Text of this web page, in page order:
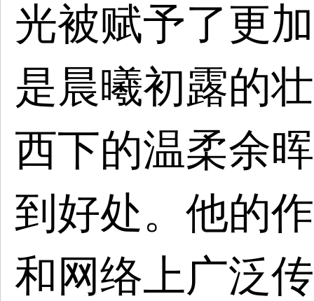
光被赋予了更
是晨曦初露的
西下的温柔余
到好处。他的
和网络上广泛